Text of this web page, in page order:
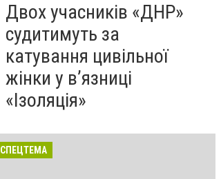
Двох учасників «ДНР»
судитимуть за
катування цивільної
жінки у в’язниці
«Ізоляція»
СПЕЦТЕМА